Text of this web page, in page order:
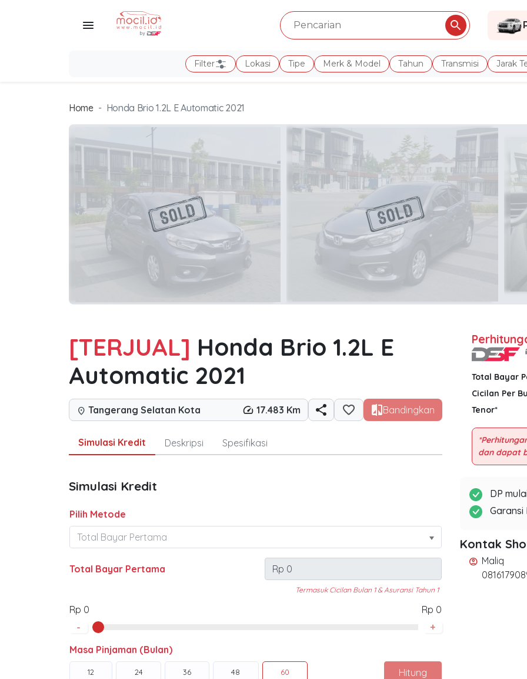
Filter Lokasi Tipe Merk & Model Tahun Transmisi Jarak
Home Honda Brio 1.2L E Automatic 2021
[TERJUAL] Honda Brio 1.2L E
Automatic 2021
location_on Tangerang Selatan Kota 17.483 Km Bandingkan
Simulasi Kredit Deskripsi Spesifikasi
Simulasi Kredit
Pilih Metode
Total Bayar Pertama
Termasuk Cicilan Bulan 1 & Asuransi Tahun 1
Rp 0
Rp 0
-
+
Masa Pinjaman (Bulan)
12 24 36 48 60 Hitung
Total Bayar
Cicilan Per
Tenor*
DP
Garansi
Kontak
account_circle Maliq